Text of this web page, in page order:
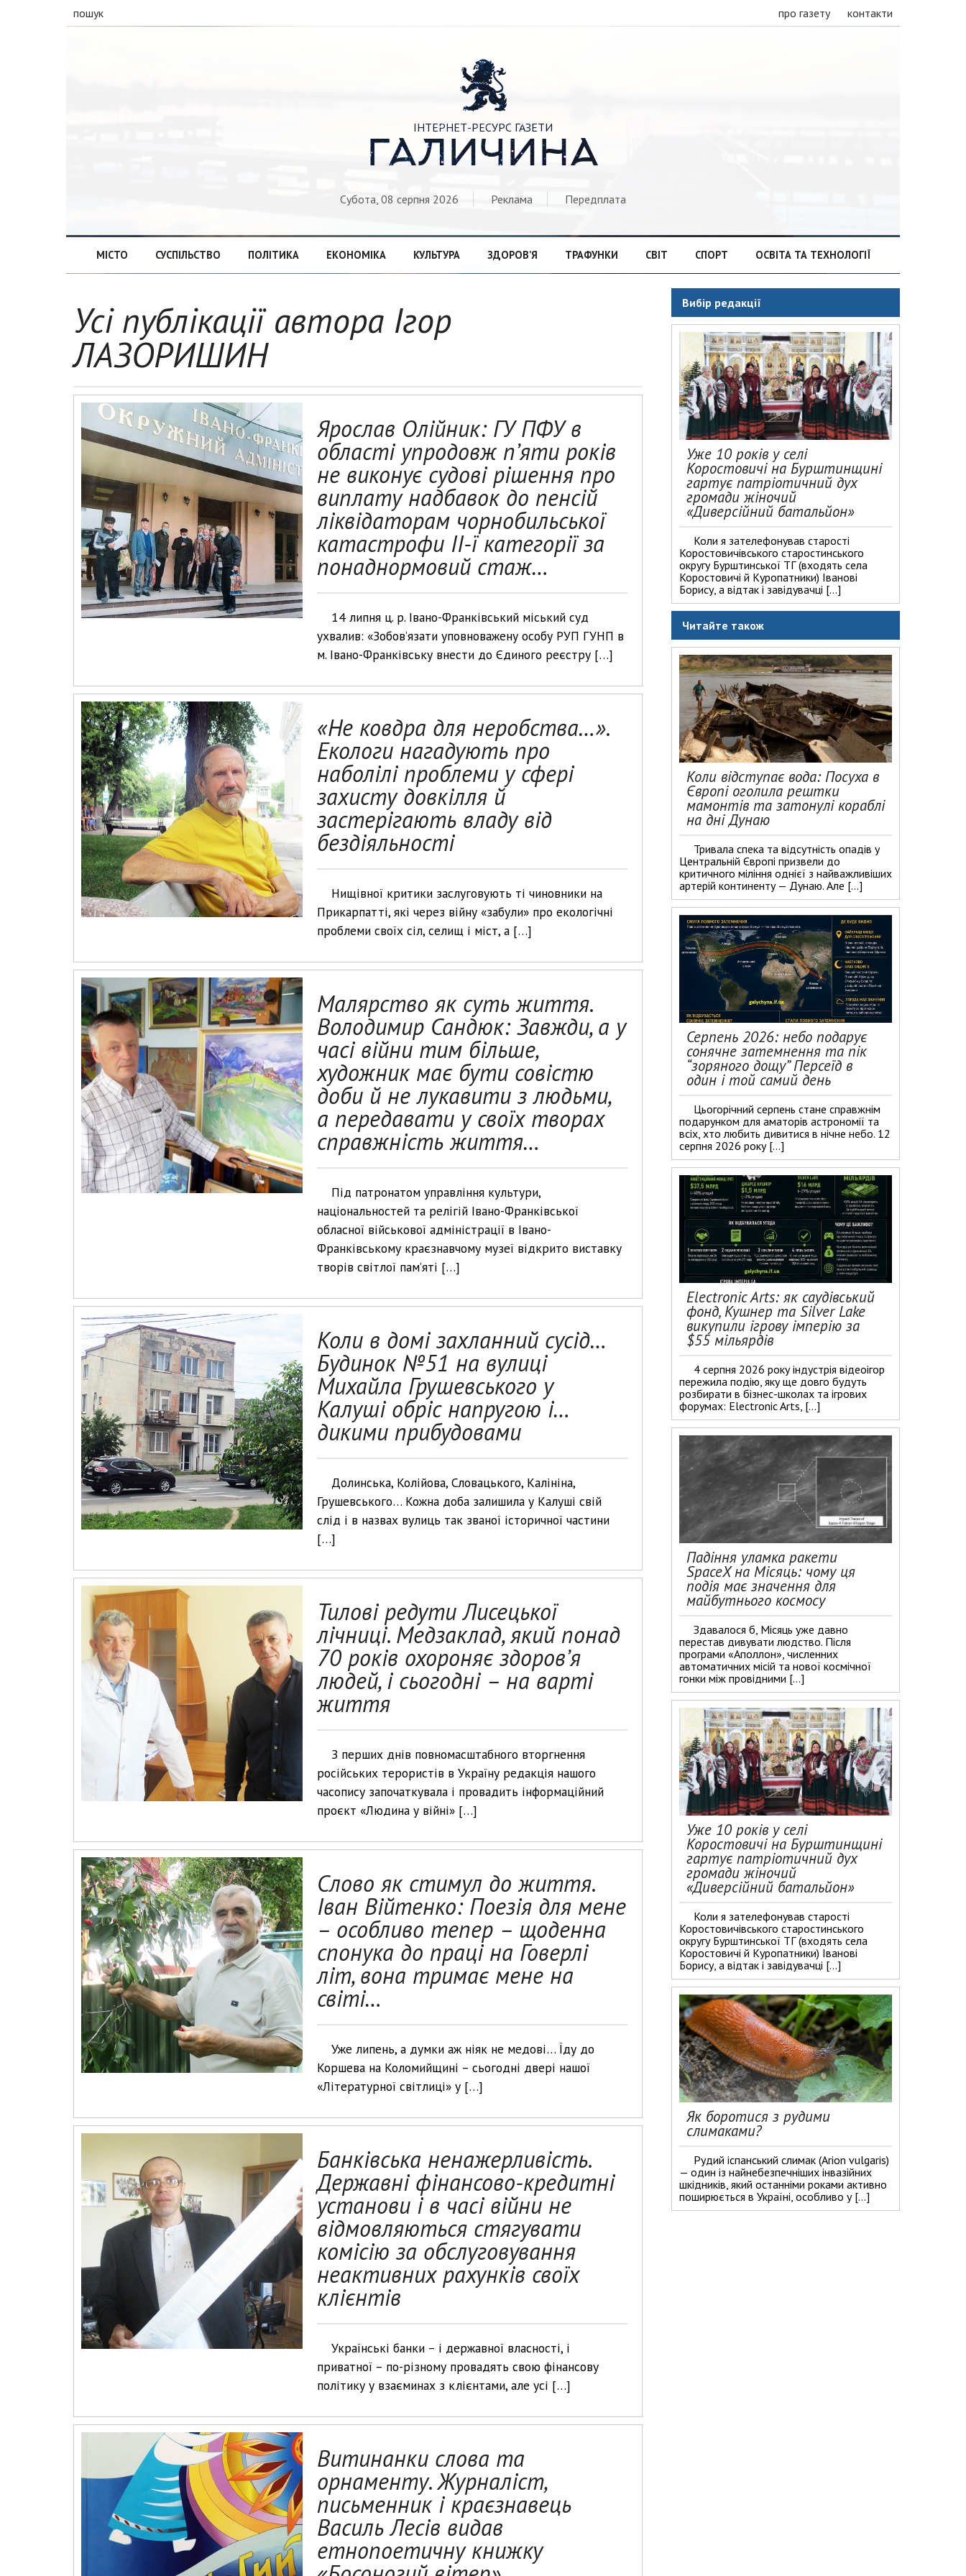
пошук про газету контакти

ІНТЕРНЕТ-РЕСУРС ГАЗЕТИ
ГАЛИЧИНА
Субота, 08 серпня 2026 Реклама Передплата
МІСТО СУСПІЛЬСТВО ПОЛІТИКА ЕКОНОМІКА КУЛЬТУРА ЗДОРОВ’Я ТРАФУНКИ СВІТ СПОРТ ОСВІТА ТА ТЕХНОЛОГІЇ
Усі публікації автора Ігор
ЛАЗОРИШИН
Ярослав Олійник: ГУ ПФУ в
області упродовж п’яти років
не виконує судові рішення про
виплату надбавок до пенсій
ліквідаторам чорнобильської
катастрофи II-ї категорії за
понаднормовий стаж…
14 липня ц. р. Івано-Франківський міський суд
ухвалив: «Зобов’язати уповноважену особу РУП ГУНП в
м. Івано-Франківську внести до Єдиного реєстру […]
«Не ковдра для неробства…».
Екологи нагадують про
наболілі проблеми у сфері
захисту довкілля й
застерігають владу від
бездіяльності
Нищівної критики заслуговують ті чиновники на
Прикарпатті, які через війну «забули» про екологічні
проблеми своїх сіл, селищ і міст, а […]
Малярство як суть життя.
Володимир Сандюк: Завжди, а у
часі війни тим більше,
художник має бути совістю
доби й не лукавити з людьми,
а передавати у своїх творах
справжність життя…
Під патронатом управління культури,
національностей та релігій Івано-Франківської
обласної військової адміністрації в Івано-
Франківському краєзнавчому музеї відкрито виставку
творів світлої пам’яті […]
Коли в домі захланний сусід…
Будинок №51 на вулиці
Михайла Грушевського у
Калуші обріс напругою і…
дикими прибудовами
Долинська, Колійова, Словацького, Калініна,
Грушевського… Кожна доба залишила у Калуші свій
слід і в назвах вулиць так званої історичної частини
[…]
Тилові редути Лисецької
лічниці. Медзаклад, який понад
70 років охороняє здоров’я
людей, і сьогодні – на варті
життя
З перших днів повномасштабного вторгнення
російських терористів в Україну редакція нашого
часопису започаткувала і провадить інформаційний
проєкт «Людина у війні» […]
Слово як стимул до життя.
Іван Війтенко: Поезія для мене
– особливо тепер – щоденна
спонука до праці на Говерлі
літ, вона тримає мене на
світі…
Уже липень, а думки аж ніяк не медові… Їду до
Коршева на Коломийщині – сьогодні двері нашої
«Літературної світлиці» у […]
Банківська ненажерливість.
Державні фінансово-кредитні
установи і в часі війни не
відмовляються стягувати
комісію за обслуговування
неактивних рахунків своїх
клієнтів
Українські банки – і державної власності, і
приватної – по-різному провадять свою фінансову
політику у взаєминах з клієнтами, але усі […]
Витинанки слова та
орнаменту. Журналіст,
письменник і краєзнавець
Василь Лесів видав
етнопоетичну книжку
Вибір редакції
Уже 10 років у селі
Коростовичі на Бурштинщині
гартує патріотичний дух
громади жіночий
«Диверсійний батальйон»
Коли я зателефонував старості
Коростовичівського старостинського
округу Бурштинської ТГ (входять села
Коростовичі й Куропатники) Іванові
Борису, а відтак і завідувачці […]
Читайте також
Коли відступає вода: Посуха в
Європі оголила рештки
мамонтів та затонулі кораблі
на дні Дунаю
Тривала спека та відсутність опадів у
Центральній Європі призвели до
критичного міління однієї з найважливіших
артерій континенту — Дунаю. Але […]
Серпень 2026: небо подарує
сонячне затемнення та пік
“зоряного дощу” Персеїд в
один і той самий день
Цьогорічний серпень стане справжнім
подарунком для аматорів астрономії та
всіх, хто любить дивитися в нічне небо. 12
серпня 2026 року […]
Electronic Arts: як саудівський
фонд, Кушнер та Silver Lake
викупили ігрову імперію за
$55 мільярдів
4 серпня 2026 року індустрія відеоігор
пережила подію, яку ще довго будуть
розбирати в бізнес-школах та ігрових
форумах: Electronic Arts, […]
Падіння уламка ракети
SpaceX на Місяць: чому ця
подія має значення для
майбутнього космосу
Здавалося б, Місяць уже давно
перестав дивувати людство. Після
програми «Аполлон», численних
автоматичних місій та нової космічної
гонки між провідними […]
Уже 10 років у селі
Коростовичі на Бурштинщині
гартує патріотичний дух
громади жіночий
«Диверсійний батальйон»
Коли я зателефонував старості
Коростовичівського старостинського
округу Бурштинської ТГ (входять села
Коростовичі й Куропатники) Іванові
Борису, а відтак і завідувачці […]
Як боротися з рудими
слимаками?
Рудий іспанський слимак (Arion vulgaris)
— один із найнебезпечніших інвазійних
шкідників, який останніми роками активно
поширюється в Україні, особливо у […]